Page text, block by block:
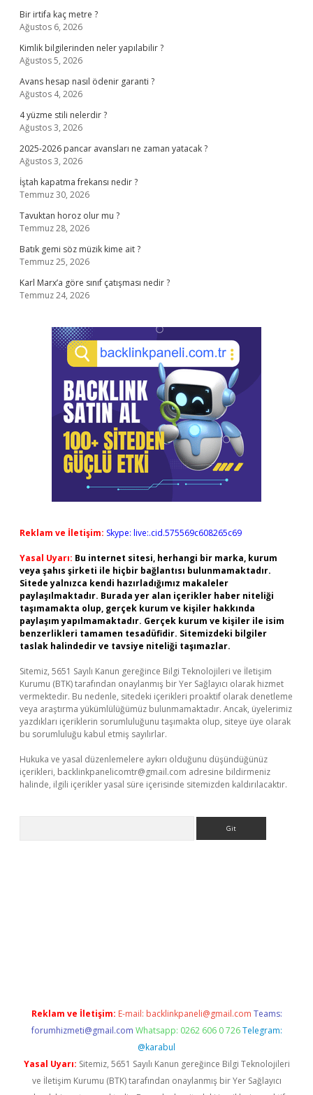
Bir irtifa kaç metre ?
Ağustos 6, 2026
Kimlik bilgilerinden neler yapılabilir ?
Ağustos 5, 2026
Avans hesap nasıl ödenir garanti ?
Ağustos 4, 2026
4 yüzme stili nelerdir ?
Ağustos 3, 2026
2025-2026 pancar avansları ne zaman yatacak ?
Ağustos 3, 2026
İştah kapatma frekansı nedir ?
Temmuz 30, 2026
Tavuktan horoz olur mu ?
Temmuz 28, 2026
Batık gemi söz müzik kime ait ?
Temmuz 25, 2026
Karl Marx’a göre sınıf çatışması nedir ?
Temmuz 24, 2026
Reklam ve İletişim: Skype: live:.cid.575569c608265c69
Yasal Uyarı: Bu internet sitesi, herhangi bir marka, kurum
veya şahıs şirketi ile hiçbir bağlantısı bulunmamaktadır.
Sitede yalnızca kendi hazırladığımız makaleler
paylaşılmaktadır. Burada yer alan içerikler haber niteliği
taşımamakta olup, gerçek kurum ve kişiler hakkında
paylaşım yapılmamaktadır. Gerçek kurum ve kişiler ile isim
benzerlikleri tamamen tesadüfidir. Sitemizdeki bilgiler
taslak halindedir ve tavsiye niteliği taşımazlar.
Sitemiz, 5651 Sayılı Kanun gereğince Bilgi Teknolojileri ve İletişim
Kurumu (BTK) tarafından onaylanmış bir Yer Sağlayıcı olarak hizmet
vermektedir. Bu nedenle, sitedeki içerikleri proaktif olarak denetleme
veya araştırma yükümlülüğümüz bulunmamaktadır. Ancak, üyelerimiz
yazdıkları içeriklerin sorumluluğunu taşımakta olup, siteye üye olarak
bu sorumluluğu kabul etmiş sayılırlar.
Hukuka ve yasal düzenlemelere aykırı olduğunu düşündüğünüz
içerikleri, backlinkpanelicomtr@gmail.com adresine bildirmeniz
halinde, ilgili içerikler yasal süre içerisinde sitemizden kaldırılacaktır.
Reklam ve İletişim: E-mail: backlinkpaneli@gmail.com Teams:
forumhizmeti@gmail.com Whatsapp: 0262 606 0 726 Telegram:
@karabul
Yasal Uyarı: Sitemiz, 5651 Sayılı Kanun gereğince Bilgi Teknolojileri
ve İletişim Kurumu (BTK) tarafından onaylanmış bir Yer Sağlayıcı